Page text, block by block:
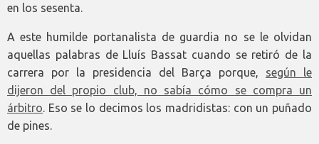
en los sesenta.
A este humilde portanalista de guardia no se le olvidan
aquellas palabras de Lluís Bassat cuando se retiró de la
carrera por la presidencia del Barça porque, según le
dijeron del propio club, no sabía cómo se compra un
árbitro. Eso se lo decimos los madridistas: con un puñado
de pines.